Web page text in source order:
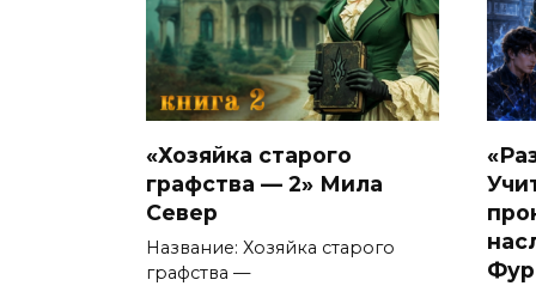
«Хозяйка старого
графства — 2» Мила
Север
Название: Хозяйка старого
графства —